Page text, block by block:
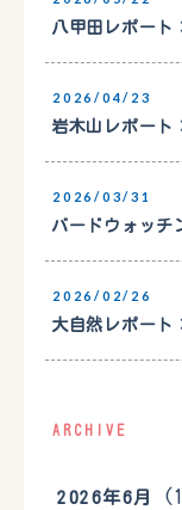
八甲田レポート
2026/04/23
岩木山レポート
2026/03/31
バードウォッチ
2026/02/26
大自然レポート
ARCHIVE
2026年6月